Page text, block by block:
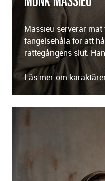
Massieu serverar
fängelsehåla för att
rättegångens slut.
Läs mer om